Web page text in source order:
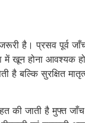
है। प्रसव पूर्व
में खून होना आवश्यक
है बल्कि सुरक्षित
की जाती है मुफ्त